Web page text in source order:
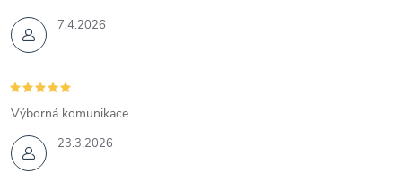
7.4.2026
23.3.2026
Výborná komunikace